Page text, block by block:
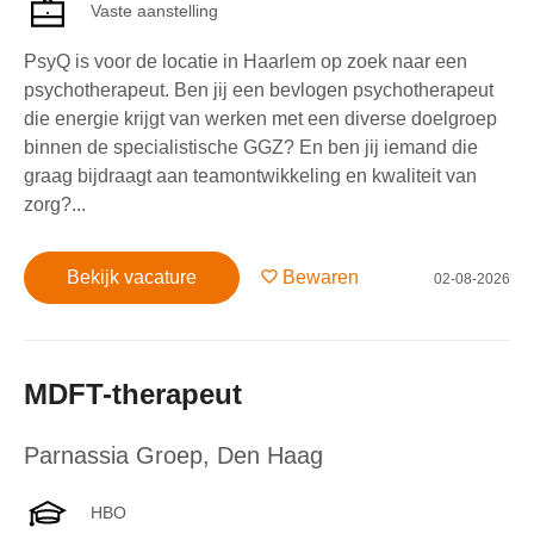
Vaste aanstelling
PsyQ is voor de locatie in Haarlem op zoek naar een
psychotherapeut. Ben jij een bevlogen psychotherapeut
die energie krijgt van werken met een diverse doelgroep
binnen de specialistische GGZ? En ben jij iemand die
graag bijdraagt aan teamontwikkeling en kwaliteit van
zorg?...
Bekijk vacature Bewaren 02-08-2026
MDFT-therapeut
Parnassia Groep, Den Haag
HBO